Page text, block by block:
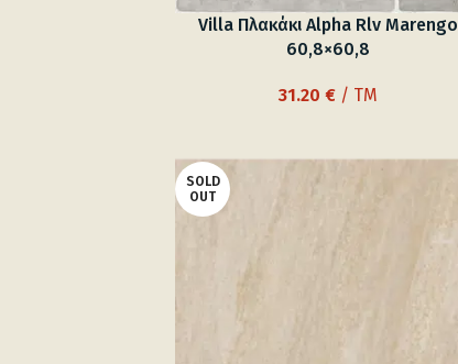
Villa Πλακάκι Alpha Rlv Marengo
60,8×60,8
31.20 € / TM
SOLD
OUT